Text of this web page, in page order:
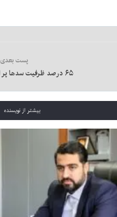
پست بعدی
۶۵ درصد ظرفیت سدها پر است
بیشتر از نویسنده